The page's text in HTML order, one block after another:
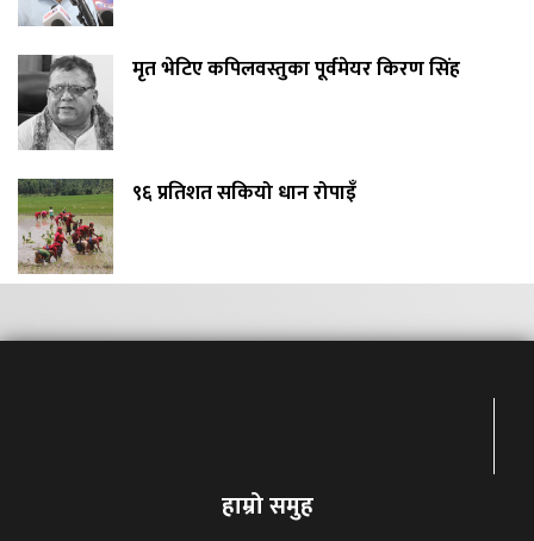
मृत भेटिए कपिलवस्तुका पूर्वमेयर किरण सिंह
९६ प्रतिशत सकियो धान रोपाइँ
हाम्रो समुह